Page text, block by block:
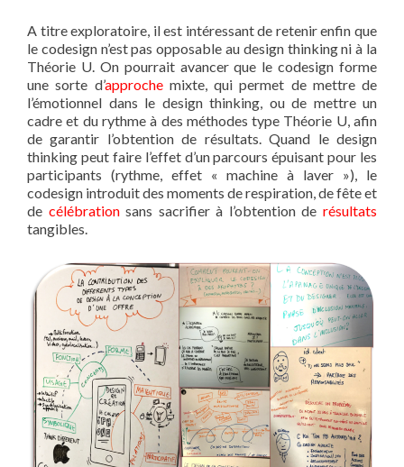
A titre exploratoire, il est intéressant de retenir enfin que
le codesign n’est pas opposable au design thinking ni à la
Théorie U. On pourrait avancer que le codesign forme
une sorte d’approchemixte, qui permet de mettre de
l’émotionnel dans le design thinking, ou de mettre un
cadre et du rythme à des méthodes type Théorie U, afin
de garantir l’obtention de résultats. Quand le design
thinking peut faire l’effet d’un parcours épuisant pour les
participants (rythme, effet « machine à laver »), le
codesign introduit des moments de respiration, de fête et
de célébrationsans sacrifier à l’obtention derésultats
tangibles.